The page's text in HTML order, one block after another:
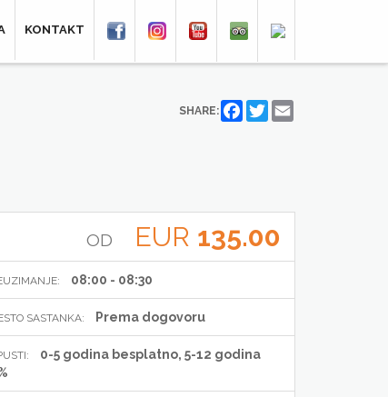
KONTAKT
SHARE: Facebook
Twitter
OD EUR 135.00
08:00 - 08:30
SASTANKA: Prema dogovoru
0-5 godina besplatno, 5-12 godina